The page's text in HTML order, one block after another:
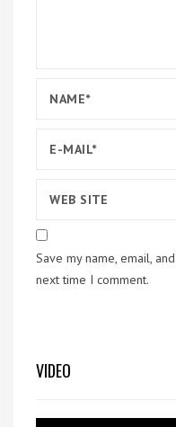
Save my name, email,
next time I comment.
VIDEO